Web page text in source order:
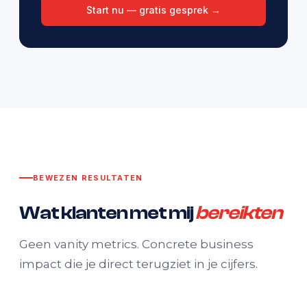
Start nu — gratis gesprek →
BEWEZEN RESULTATEN
Wat klanten met mijbereikten
Geen vanity metrics. Concrete business
impact die je direct terugziet in je cijfers.